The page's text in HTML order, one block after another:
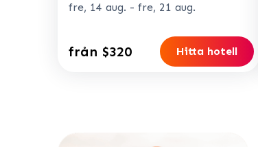
fre, 14 aug. - fre, 21 aug.
från $320 Hitta hotell